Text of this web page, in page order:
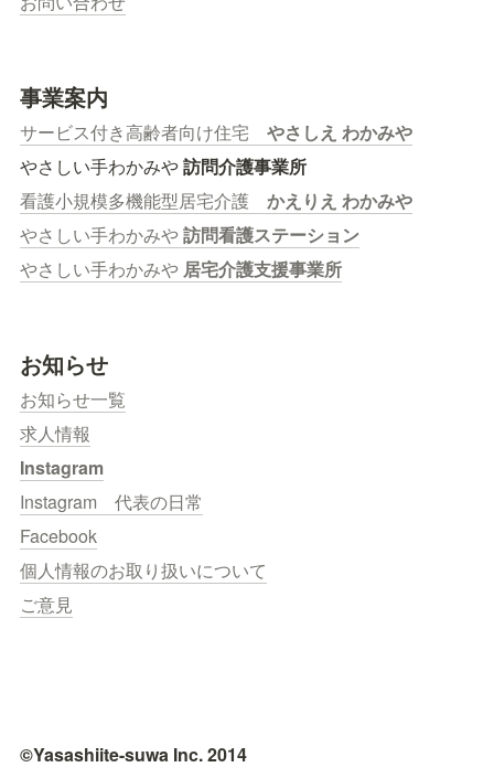
事業案内
サービス付き高齢者向け住宅 やさしえ わかみや
やさしい手わかみや 訪問介護事業所
看護小規模多機能型居宅介護 かえりえ わかみや
やさしい手わかみや 訪問看護ステーション
やさしい手わかみや 居宅介護支援事業所
お知らせ
お知らせ一覧
求人情報
Instagram
Instagram　代表の日常
Facebook
個人情報のお取り扱いについて
ご意見
©Yasashiite-suwa Inc. 2014